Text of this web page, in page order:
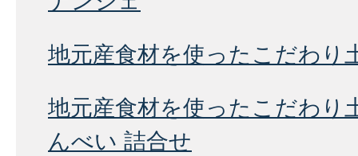
地元産食材を使ったこだわり
地元産食材を使ったこだわり
んべい 詰合せ